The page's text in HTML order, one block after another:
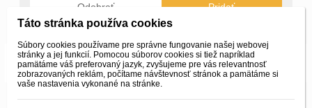
Odobrať Pridať
© 2026 WEXBO |www.wexbo.com|Prihlásiť
Táto stránka používa cookies
Súbory cookies používame pre správne fungovanie našej webovej
stránky a jej funkcií. Pomocou súborov cookies si tiež napríklad
pamätáme váš preferovaný jazyk, zvyšujeme pre vás relevantnosť
zobrazovaných reklám, počítame návštevnosť stránok a pamätáme si
vaše nastavenia vykonané na stránke.